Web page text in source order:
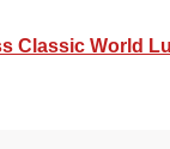
Classic World